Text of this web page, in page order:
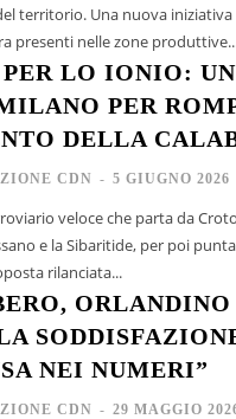
territorio. Una nuova
presenti nelle zone
LO IONIO:
PER
DELLA
CDN - 5 GIUGNO 2026
veloce che parta da
e la Sibaritide, per poi
rilanciata...
NEI NUMERI”
CDN - 29 MAGGIO